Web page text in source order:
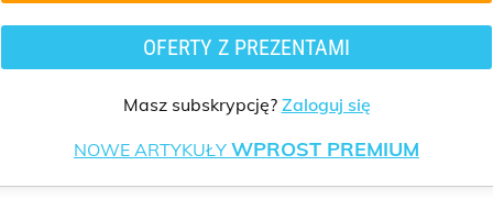
OFERTY Z PREZENTAMI
Masz subskrypcję? Zaloguj się
NOWE ARTYKUŁY WPROST PREMIUM